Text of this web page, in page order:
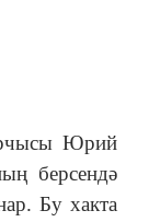
Юрий
берсендә
Бу хакта